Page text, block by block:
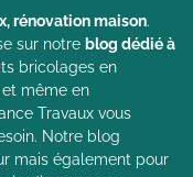
rénovation maison.
sur notre blog dédié à
bricolages en
même en
Travaux vous
Notre blog
mais également pour